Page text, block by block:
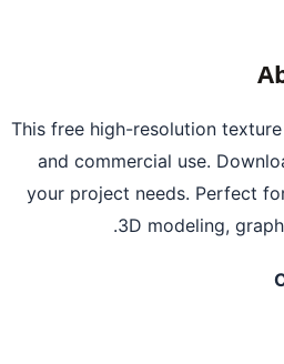
This free high-resolution
and commercial use.
your project needs.
3D modeling,